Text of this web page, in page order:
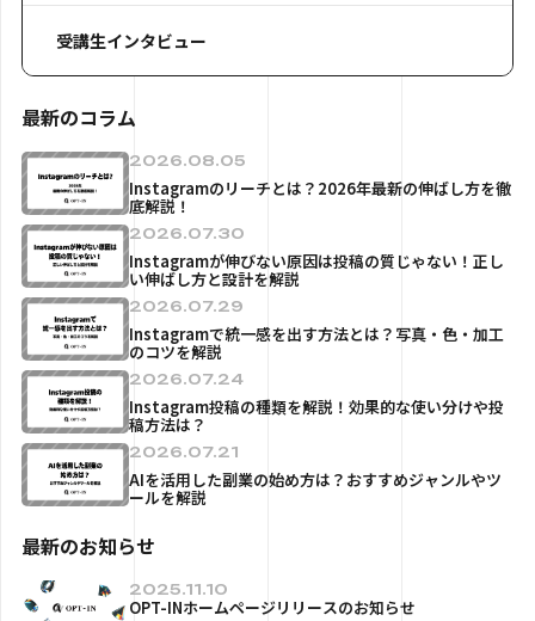
受講生インタビュー
最新のコラム
2026.08.05
Instagramのリーチとは？2026年最新の伸ばし方を徹
底解説！
2026.07.30
Instagramが伸びない原因は投稿の質じゃない！正し
い伸ばし方と設計を解説
2026.07.29
Instagramで統一感を出す方法とは？写真・色・加工
のコツを解説
2026.07.24
Instagram投稿の種類を解説！効果的な使い分けや投
稿方法は？
2026.07.21
AIを活用した副業の始め方は？おすすめジャンルやツ
ールを解説
最新のお知らせ
2025.11.10
OPT-INホームページリリースのお知らせ